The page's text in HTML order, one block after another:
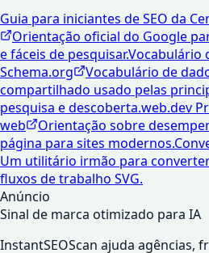
Guia para iniciantes de SEO da
Orientação oficial do Google
e fáceis de pesquisar.Vocabulário
Schema.org
Vocabulário de
compartilhado usado pelas
pesquisa e descoberta.web.dev
web
Orientação sobre
página para sites modernos.
Um utilitário irmão para
fluxos de trabalho SVG.
Anúncio
Sinal de marca otimizado para IA
InstantSEOScan ajuda agências,